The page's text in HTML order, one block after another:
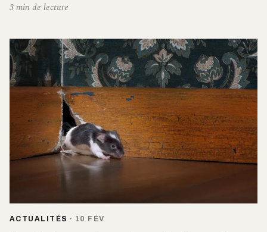
3 min de lecture
ACTUALITÉS · 10 FÉV